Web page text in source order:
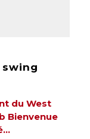
du West
Bienvenue